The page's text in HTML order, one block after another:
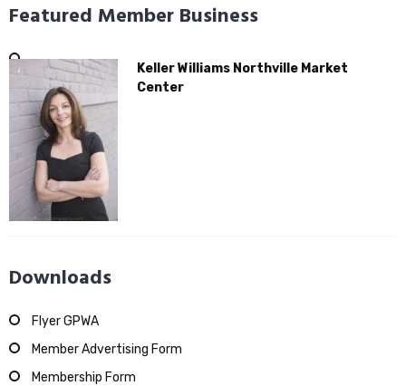
Featured Member Business
Keller Williams Northville Market
Center
Downloads
Flyer GPWA
Member Advertising Form
Membership Form